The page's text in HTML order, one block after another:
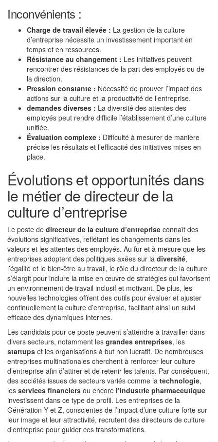
Inconvénients :
Charge de travail élevée : La gestion de la culture
d’entreprise nécessite un investissement important en
temps et en ressources.
Résistance au changement : Les initiatives peuvent
rencontrer des résistances de la part des employés ou de
la direction.
Pression constante : Nécessité de prouver l’impact des
actions sur la culture et la productivité de l’entreprise.
demandes diverses : La diversité des attentes des
employés peut rendre difficile l’établissement d’une culture
unifiée.
Évaluation complexe : Difficulté à mesurer de manière
précise les résultats et l’efficacité des initiatives mises en
place.
Évolutions et opportunités dans
le métier de directeur de la
culture d’entreprise
Le poste de directeur de la culture d’entreprise connaît des
évolutions significatives, reflétant les changements dans les
valeurs et les attentes des employés. Au fur et à mesure que les
entreprises adoptent des politiques axées sur la diversité,
l’égalité et le bien-être au travail, le rôle du directeur de la culture
s’élargit pour inclure la mise en œuvre de stratégies qui favorisent
un environnement de travail inclusif et motivant. De plus, les
nouvelles technologies offrent des outils pour évaluer et ajuster
continuellement la culture d’entreprise, facilitant ainsi un suivi
efficace des dynamiques internes.
Les candidats pour ce poste peuvent s’attendre à travailler dans
divers secteurs, notamment les grandes entreprises, les
startups et les organisations à but non lucratif. De nombreuses
entreprises multinationales cherchent à renforcer leur culture
d’entreprise afin d’attirer et de retenir les talents. Par conséquent,
des sociétés issues de secteurs variés comme la technologie,
les services financiers ou encore l’industrie pharmaceutique
investissent dans ce type de profil. Les entreprises de la
Génération Y et Z, conscientes de l’impact d’une culture forte sur
leur image et leur attractivité, recrutent des directeurs de culture
d’entreprise pour guider ces transformations.